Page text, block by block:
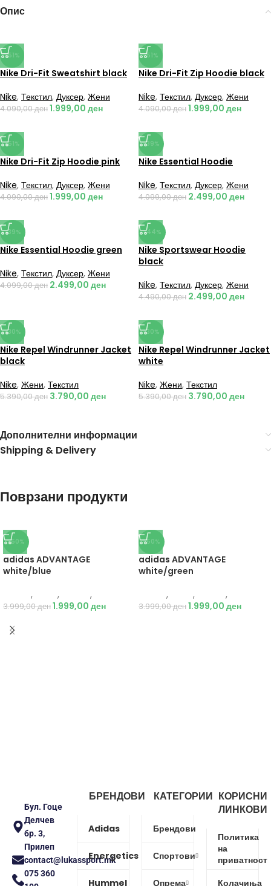
Опис
-51%
Nike Dri-Fit Sweatshirt black
Nike, Текстил, Дуксер, Жени
4.090,00ден1.999,00 ден
-51%
Nike Dri-Fit Zip Hoodie black
Nike, Текстил, Дуксер, Жени
4.090,00ден1.999,00 ден
-51%
Nike Dri-Fit Zip Hoodie pink
Nike, Текстил, Дуксер, Жени
4.090,00ден1.999,00 ден
-39%
Nike Essential Hoodie
Nike, Текстил, Дуксер, Жени
4.099,00ден 2.499,00 ден
-39%
Nike Essential Hoodie green
Nike, Текстил, Дуксер, Жени
4.099,00ден 2.499,00 ден
-44%
Nike Sportswear Hoodie
black
Nike, Текстил, Дуксер, Жени
4.490,00ден 2.499,00 ден
-30%
Nike Repel Windrunner Jacket
black
Nike, Жени, Текстил
5.390,00ден 3.790,00 ден
-30%
Nike Repel Windrunner Jacket
white
Nike, Жени, Текстил
5.390,00ден 3.790,00 ден
Дополнителни информации
Shipping & Delivery
Поврзани продукти
-50%
adidas ADVANTAGE
white/blue
, , ,
3.999,00ден1.999,00 ден
-50%
adidas ADVANTAGE
white/green
, , ,
3.999,00ден1.999,00 ден
Бул. Гоце
Делчев
бр. 3,
Прилеп
contact@lukassport.mk
075 360
БРЕНДОВИ
Adidas
Energetics
Hummel
КАТЕГОРИИ
Брендови
Спортови
Опрема
КОРИСНИ
ЛИНКОВИ
Политика
на
приватност
Колачиња